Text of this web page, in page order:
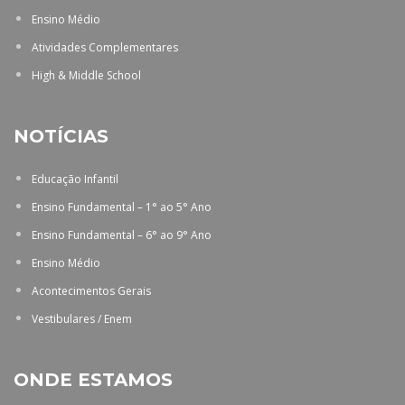
Ensino Médio
Atividades Complementares
High & Middle School
NOTÍCIAS
Educação Infantil
Ensino Fundamental – 1° ao 5° Ano
Ensino Fundamental – 6° ao 9° Ano
Ensino Médio
Acontecimentos Gerais
Vestibulares / Enem
ONDE ESTAMOS